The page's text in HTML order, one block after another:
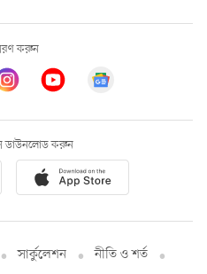
করুন
ডাউনলোড করুন
সার্কুলেশন নীতি ও শর্ত